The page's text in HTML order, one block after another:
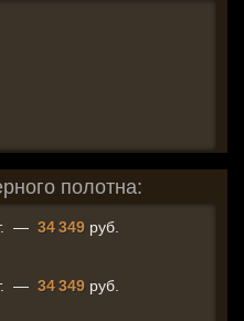
полотна:
— 34 349 руб.
— 34 349 руб.